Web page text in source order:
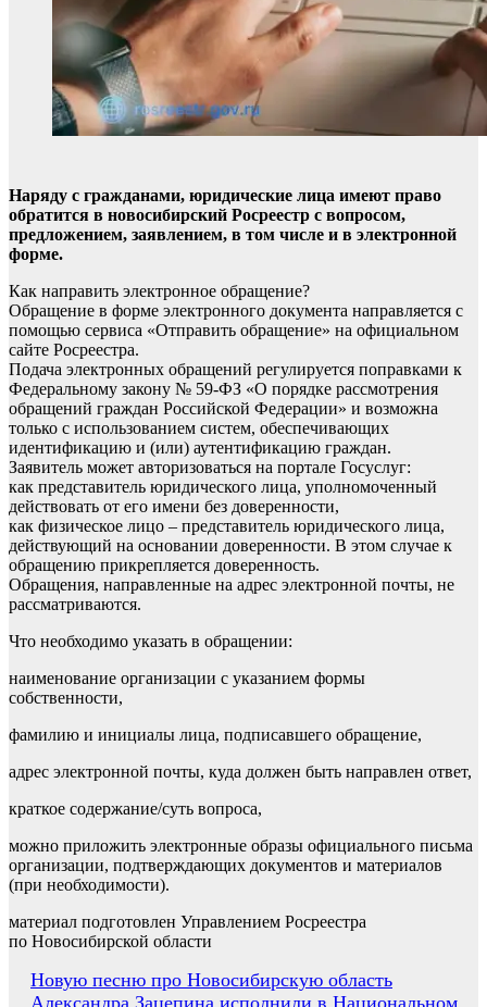
Наряду с гражданами, юридические лица имеют право
обратится в новосибирский Росреестр с вопросом,
предложением, заявлением, в том числе и в электронной
форме.
Как направить электронное обращение?
Обращение в форме электронного документа направляется с
помощью сервиса «Отправить обращение» на официальном
сайте Росреестра.
Подача электронных обращений регулируется поправками к
Федеральному закону № 59-ФЗ «О порядке рассмотрения
обращений граждан Российской Федерации» и возможна
только с использованием систем, обеспечивающих
идентификацию и (или) аутентификацию граждан.
Заявитель может авторизоваться на портале Госуслуг:
как представитель юридического лица, уполномоченный
действовать от его имени без доверенности,
как физическое лицо – представитель юридического лица,
действующий на основании доверенности. В этом случае к
обращению прикрепляется доверенность.
Обращения, направленные на адрес электронной почты, не
рассматриваются.
Что необходимо указать в обращении:
наименование организации с указанием формы
собственности,
фамилию и инициалы лица, подписавшего обращение,
адрес электронной почты, куда должен быть направлен ответ,
краткое содержание/суть вопроса,
можно приложить электронные образы официального письма
организации, подтверждающих документов и материалов
(при необходимости).
материал подготовлен Управлением Росреестра
по Новосибирской области
Навигация
Новую песню про Новосибирскую область
Александра Зацепина исполнили в Национальном